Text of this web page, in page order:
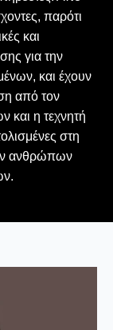
παρότι
και
για την
και έχουν
από τον
και η τεχνητή
στη
ανθρώπων